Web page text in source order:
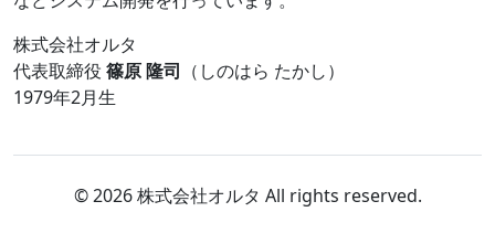
株式会社オルタ
代表取締役 篠原 隆司 （しのはら たかし）
1979年2月生
© 2026 株式会社オルタ All rights reserved.